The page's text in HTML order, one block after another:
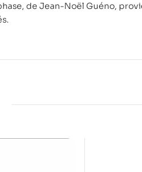
de Jean-Noël Guéno,